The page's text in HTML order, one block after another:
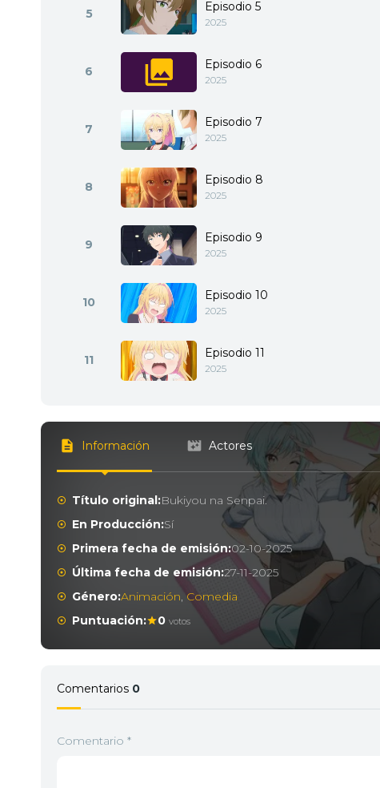
5 Episodio 5
2025
6 Episodio 6
2025
7 Episodio 7
2025
8 Episodio 8
2025
9 Episodio 9
2025
10 Episodio 10
2025
11 Episodio 11
2025
Información Actores
Título original:Bukiyou na Senpai.
En Producción:Sí
Primera fecha de emisión:02-10-2025
Última fecha de emisión:27-11-2025
Género:Animación,Comedia
Puntuación:
0 votos
Comentarios 0
Comentario *